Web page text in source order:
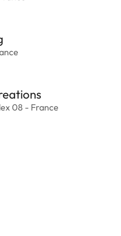
08 - France